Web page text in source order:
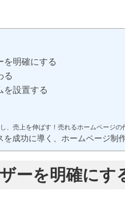
を明確にする
る
を設置する
、売上を伸ばす！売れるホームページの
を成功に導く、ホームページ制
ーを明確にす